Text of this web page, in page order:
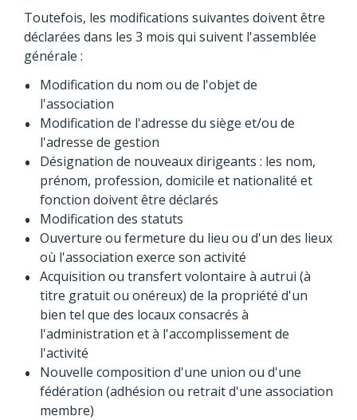
Toutefois, les modifications suivantes doivent être
déclarées dans les 3 mois qui suivent l'assemblée
générale :
Modification du nom ou de l'objet de
l'association
Modification de l'adresse du siège et/ou de
l'adresse de gestion
Désignation de nouveaux dirigeants : les nom,
prénom, profession, domicile et nationalité et
fonction doivent être déclarés
Modification des statuts
Ouverture ou fermeture du lieu ou d'un des lieux
où l'association exerce son activité
Acquisition ou transfert volontaire à autrui (à
titre gratuit ou onéreux) de la propriété d'un
bien tel que des locaux consacrés à
l'administration et à l'accomplissement de
l'activité
Nouvelle composition d'une union ou d'une
fédération (adhésion ou retrait d'une association
membre)